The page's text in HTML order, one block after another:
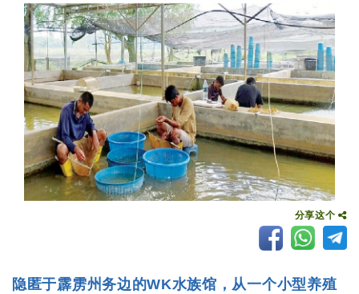
分享这个
隐匿于霹雳州务边的WK水族馆，从一个小型养殖